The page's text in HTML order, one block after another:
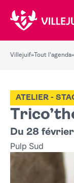
Villejuif» Tout l'agenda»
ATELIER -
Du 28
Pulp Sud